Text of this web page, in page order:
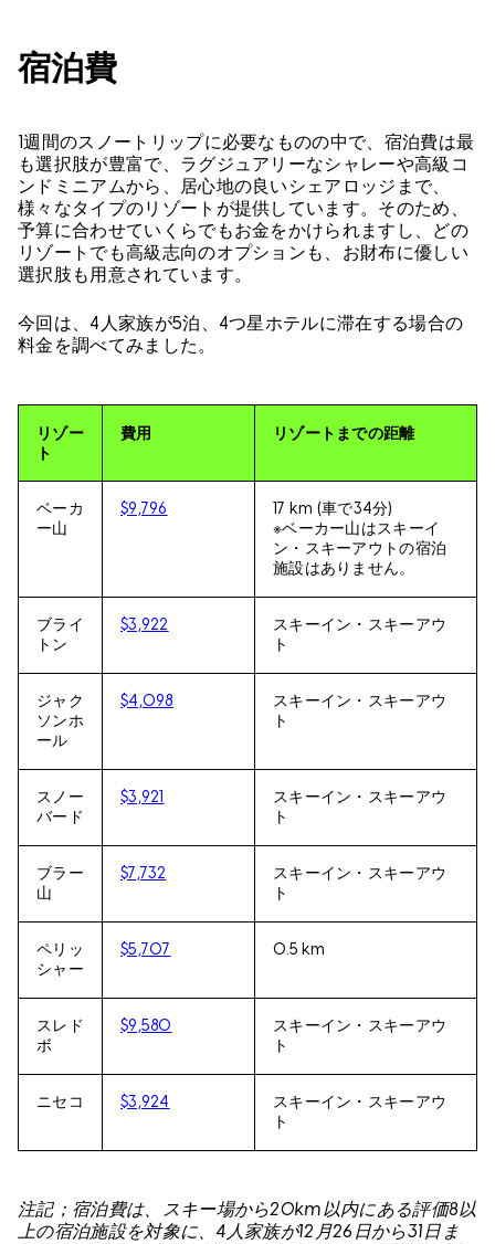
宿泊費
1週間のスノートリップに必要なものの中で、宿泊費は最
も選択肢が豊富で、ラグジュアリーなシャレーや高級コ
ンドミニアムから、居心地の良いシェアロッジまで、
様々なタイプのリゾートが提供しています。そのため、
予算に合わせていくらでもお金をかけられますし、どの
リゾートでも高級志向のオプションも、お財布に優しい
選択肢も用意されています。
今回は、4人家族が5泊、4つ星ホテルに滞在する場合の
料金を調べてみました。
リゾー
ト
費用 リゾートまでの距離
ベーカ
ー山
$9,796
17 km (車で34分)
※ベーカー山はスキーイ
ン・スキーアウトの宿泊
施設はありません。
ブライ
トン
$3,922
スキーイン・スキーアウ
ト
ジャク
ソンホ
ール
$4,098
スキーイン・スキーアウ
ト
スノー
バード
$3,921
スキーイン・スキーアウ
ト
ブラー
山
$7,732
スキーイン・スキーアウ
ト
ペリッ
シャー
$5,707 0.5 km
スレド
ボ
$9,580
スキーイン・スキーアウ
ト
ニセコ $3,924
スキーイン・スキーアウ
ト
注記；宿泊費は、スキー場から20km以内にある評価8以
上の宿泊施設を対象に、4人家族が12月26日から31日ま